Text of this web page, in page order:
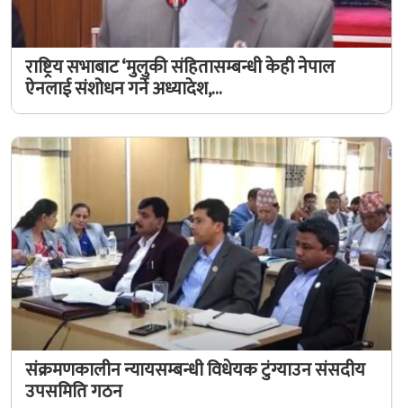
राष्ट्रिय सभाबाट ‘मुलुकी संहितासम्बन्धी केही नेपाल
ऐनलाई संशोधन गर्ने अध्यादेश,…
संक्रमणकालीन न्यायसम्बन्धी विधेयक टुंग्याउन संसदीय
उपसमिति गठन